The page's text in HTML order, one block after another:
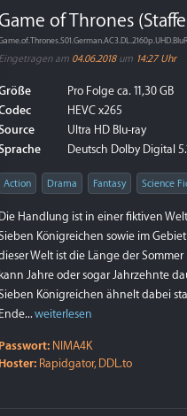
of Thrones
Eingetragen am 04.06.2018um 14:27 Uhr
Pro Folge ca. 11,30 GB
HEVC x265
Ultra HD Blu-ray
Deutsch Dolby Digital
Action Drama Fantasy Science
Die Handlung ist in einer fiktiven
Königreichen sowie im
Welt ist die Länge der
kann Jahre oder sogar Jahrzehnte
Königreichen ähnelt dabei
Ende... weiterlesen
Passwort: NIMA4K
Hoster: Rapidgator, DDL.to